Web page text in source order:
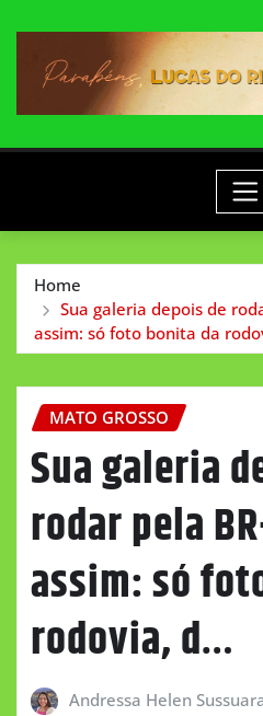
Home
Sua galeria depois de
assim: só foto bonita da
MATO GROSSO
Sua galeria
rodar pela
assim: só
rodovia, d…
Andressa Helen